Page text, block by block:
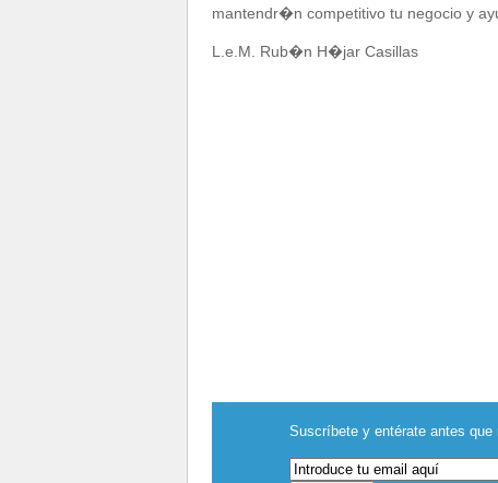
mantendr�n competitivo tu negocio y
L.e.M. Rub�n H�jar Casillas
Suscríbete y entérate antes